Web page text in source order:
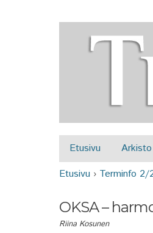
Päävalikko
Etusivu Arkisto
Etusivu › Terminfo 2/
OKSA –
Riina Kosunen